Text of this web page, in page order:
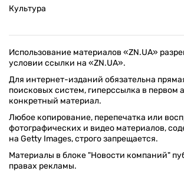
Культура
Использование материалов «ZN.UA»
условии ссылки на «ZN.UA».
Для интернет-изданий обязательна
поисковых систем, гиперссылка в первом
конкретный материал.
Любое копирование, перепечатка или
фотографических и видео материалов,
на Getty Images, строго запрещается.
Материалы в блоке "Новости компаний"
правах рекламы.